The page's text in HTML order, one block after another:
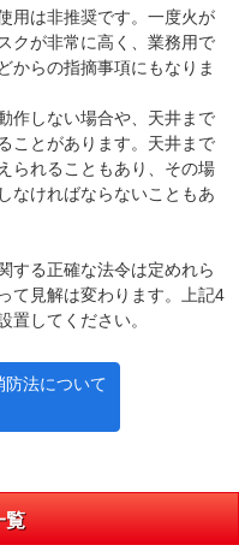
用は非推奨です。一度火が
クが非常に高く、業務用で
からの指摘事項にもなりま
作しない場合や、天井まで
ことがあります。天井まで
られることもあり、その場
なければならないこともあ
する正確な法令は定めれら
て見解は変わります。上記4
置してください。
防法について
覧